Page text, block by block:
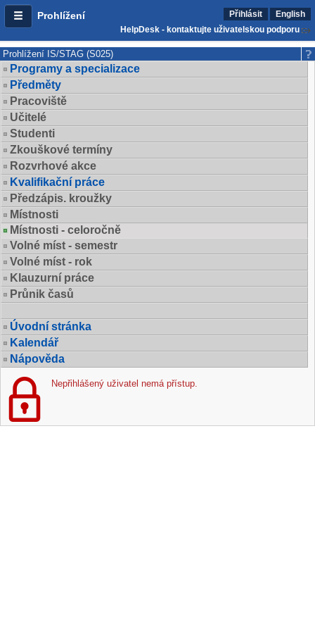
Prohlížení Přihlásit
English
HelpDesk - kontaktujte uživatelskou podporu
Prohlížení IS/STAG (S025)
Programy a specializace
Předměty
Pracoviště
Učitelé
Studenti
Zkouškové termíny
Rozvrhové akce
Kvalifikační práce
Předzápis. kroužky
Místnosti
Místnosti - celoročně
Volné míst - semestr
Volné míst - rok
Klauzurní práce
Průnik časů
Úvodní stránka
Kalendář
Nápověda
Nepřihlášený uživatel nemá přístup.